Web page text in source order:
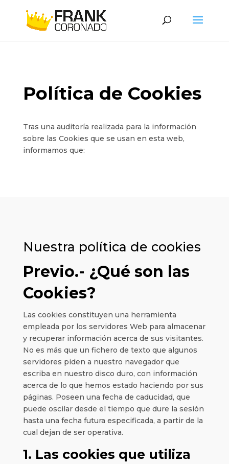
Política de Cookies
Tras una auditoría realizada para la información
sobre las Cookies que se usan en esta web,
informamos que:
Nuestra política de cookies
Previo.- ¿Qué son las
Cookies?
Las cookies constituyen una herramienta
empleada por los servidores Web para almacenar
y recuperar información acerca de sus visitantes.
No es más que un fichero de texto que algunos
servidores piden a nuestro navegador que
escriba en nuestro disco duro, con información
acerca de lo que hemos estado haciendo por sus
páginas. Poseen una fecha de caducidad, que
puede oscilar desde el tiempo que dure la sesión
hasta una fecha futura especificada, a partir de la
cual dejan de ser operativa.
1. Las cookies que utiliza